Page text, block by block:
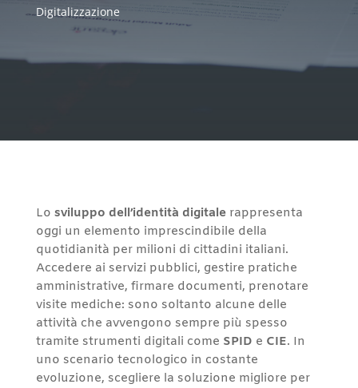
Digitalizzazione
Lo sviluppo dell’identità digitalerappresenta
oggi un elemento imprescindibile della
quotidianità per milioni di cittadini italiani.
Accedere ai servizi pubblici, gestire pratiche
amministrative, firmare documenti, prenotare
visite mediche: sono soltanto alcune delle
attività che avvengono sempre più spesso
tramite strumenti digitali come SPID e CIE. In
uno scenario tecnologico in costante
evoluzione, scegliere la soluzione migliore per